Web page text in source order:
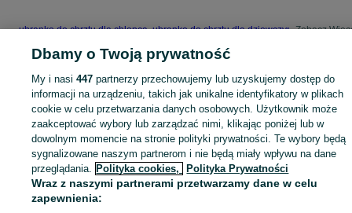
ubranko do chrztu dla chłopca,ubranko do chrztu dla dziewczynki,ubranko
Zobacz
Mapa miejscowości
Mapa ministron
Popularne wyszukiwania
Dbamy o Twoją prywatność
My i nasi447 partnerzy przechowujemy lub uzyskujemy dostęp do
informacji na urządzeniu, takich jak unikalne identyfikatory w plikach
cookie w celu przetwarzania danych osobowych. Użytkownik może
zaakceptować wybory lub zarządzać nimi, klikając poniżej lub w
dowolnym momencie na stronie polityki prywatności. Te wybory będą
sygnalizowane naszym partnerom i nie będą miały wpływu na dane
przeglądania. Polityka cookies, Polityka Prywatności
Wraz z naszymi partnerami przetwarzamy dane w celu
zapewnienia: